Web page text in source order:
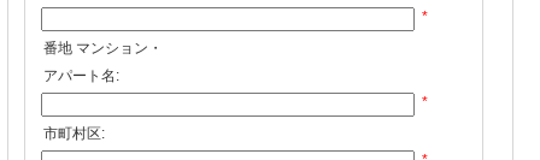
*
番地 マンション・
アパート名:
*
市町村区: